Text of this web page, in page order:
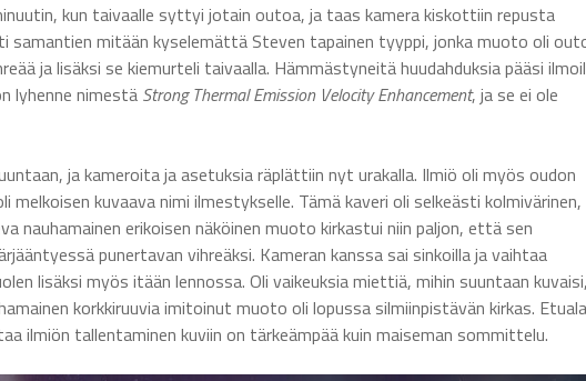
kun taivaalle syttyi jotain outoa, ja taas kamera kiskottiin repusta
samantien mitään kyselemättä Steven tapainen tyyppi, jonka muoto oli
ja lisäksi se kiemurteli taivaalla. Hämmästyneitä huudahduksia pääsi
lyhenne nimestä Strong Thermal Emission Velocity Enhancement, ja se ei ole
ja kameroita ja asetuksia räplättiin nyt urakalla. Ilmiö oli myös oudon
melkoisen kuvaava nimi ilmestykselle. Tämä kaveri oli selkeästi kolmivärinen,
nauhamainen erikoisen näköinen muoto kirkastui niin paljon, että sen
punertavan vihreäksi. Kameran kanssa sai sinkoilla ja vaihtaa
lisäksi myös itään lennossa. Oli vaikeuksia miettiä, mihin suuntaan
korkkiruuvia imitoinut muoto oli lopussa silmiinpistävän kirkas.
ilmiön tallentaminen kuviin on tärkeämpää kuin maiseman sommittelu.